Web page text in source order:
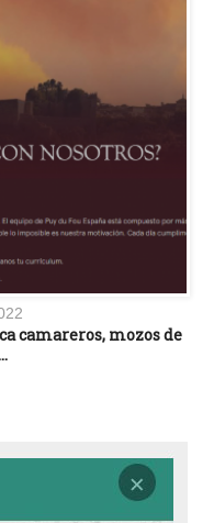
camareros, mozos de